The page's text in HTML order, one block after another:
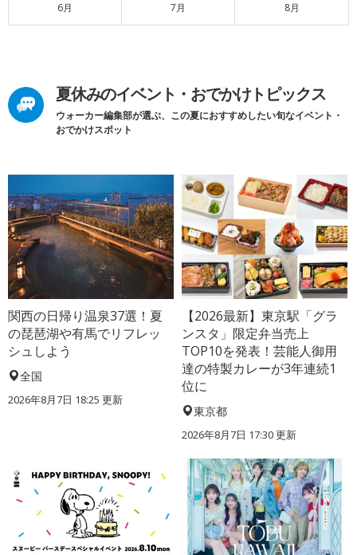
6月 7月 8月
夏休みのイベント・おでかけトピックス
ウォーカー編集部が選ぶ、この夏におすすめしたい旬なイベント・
おでかけスポット
関西の日帰り温泉37選！夏
の琵琶湖や有馬でリフレッ
シュしよう
全国
2026年8月7日 18:25 更新
【2026最新】東京駅「グラ
ンスタ」限定弁当売上
TOP10を発表！芸能人御用
達の特製カレーが3年連続1
位に
東京都
2026年8月7日 17:30更新